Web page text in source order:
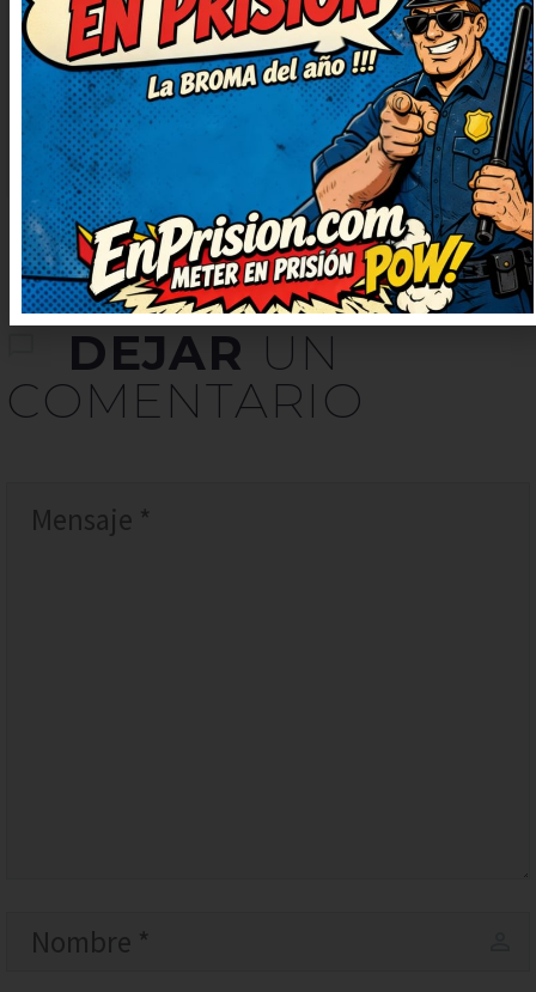
este. Muy ingenioso y bien escrito,
¡enhorabuena! Lo apuntaré para
contarlo en la próxima comida
familiar.
DEJAR UN
COMENTARIO